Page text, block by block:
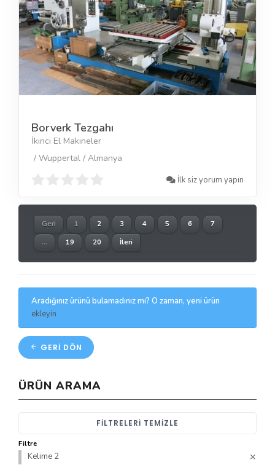
Borverk Tezgahı
İkinci El Makineler
/ Wuppertal / Almanya
İlk siz yorum yapın
Geri 1 2 3 4 5 6
7
...
19 20 İleri
Aradığınız ürünü bulamadınız mı? O zaman, yeni ürün
ekleyin
GERI DÖN
ÜRÜN ARAMA
FILTRELERI TEMIZLE
Filtre
Kelime 2